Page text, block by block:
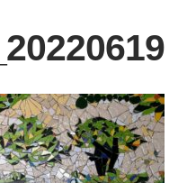
20220619_092656-c